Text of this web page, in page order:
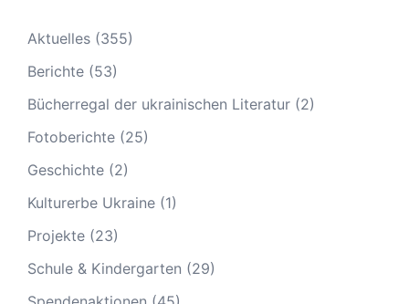
Aktuelles (355)
Berichte (53)
Bücherregal der ukrainischen Literatur (2)
Fotoberichte (25)
Geschichte (2)
Kulturerbe Ukraine (1)
Projekte (23)
Schule & Kindergarten (29)